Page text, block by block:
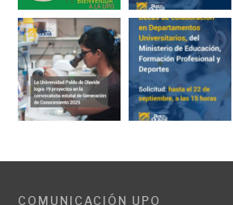
COMUNICACIÓN UPO